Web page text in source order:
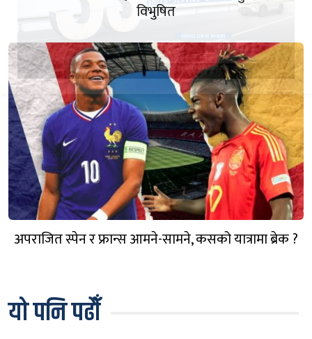
विभुषित
अपराजित स्पेन र फ्रान्स आमने-सामने, कसको यात्रामा ब्रेक ?
यो पनि पढौँ